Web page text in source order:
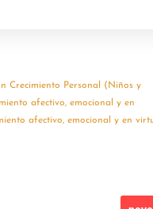
Crecimiento Personal (Niños y
afectivo, emocional y en
afectivo, emocional y en